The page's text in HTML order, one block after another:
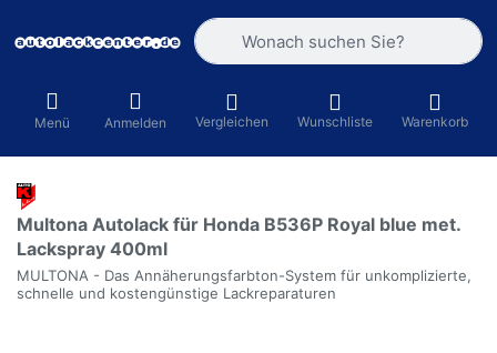
Geben Sie einen Suchbegriff ein.
Menü Anmelden Vergleichen Wunschliste Warenkorb
Multona Autolack für Honda B536P Royal blue met.
Lackspray 400ml
MULTONA - Das Annäherungsfarbton-System für unkomplizierte,
schnelle und kostengünstige Lackreparaturen